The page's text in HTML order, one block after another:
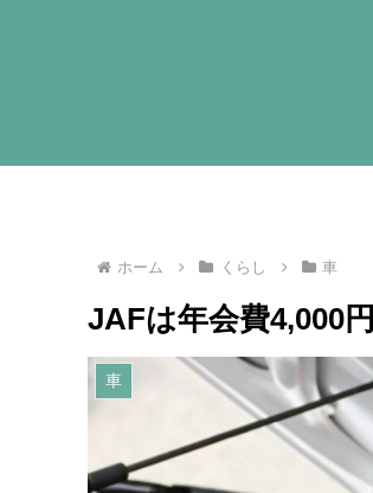
ホーム くらし 車
JAFは年会費4,000
車